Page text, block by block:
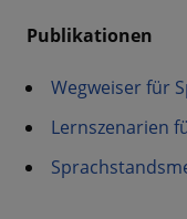
Publikationen
Wegweiser für
Lernszenarien